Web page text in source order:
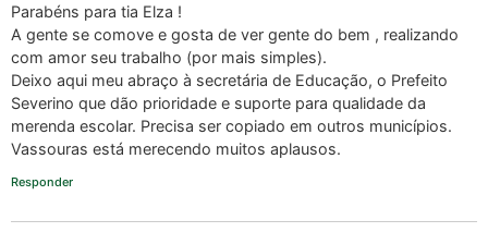
Parabéns para tia Elza !
A gente se comove e gosta de ver gente do bem , realizando
com amor seu trabalho (por mais simples).
Deixo aqui meu abraço à secretária de Educação, o Prefeito
Severino que dão prioridade e suporte para qualidade da
merenda escolar. Precisa ser copiado em outros municípios.
Vassouras está merecendo muitos aplausos.
Responder